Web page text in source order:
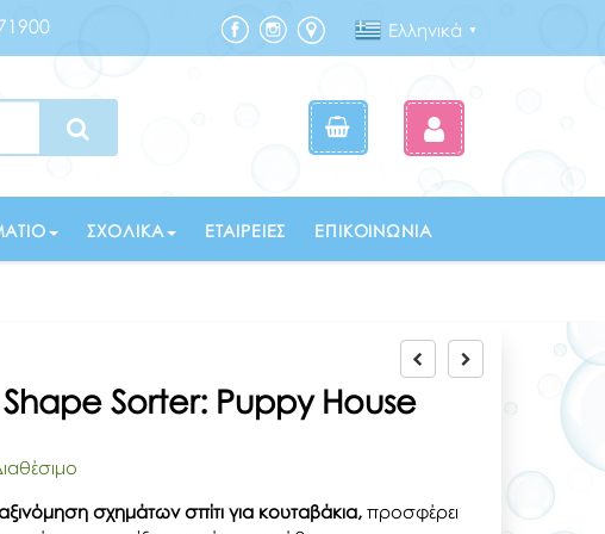
Ελληνικά ▼
ΣΧΟΛΙΚΆ ΕΤΑΙΡΕΊΕΣ ΕΠΙΚΟΙΝΩΝΊΑ
Sorter: Puppy House
σχημάτων σπίτι για κουταβάκια, προσφέρει